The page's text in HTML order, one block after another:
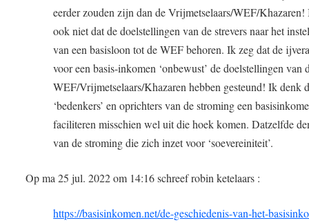
eerder zouden zijn dan de Vrijmetselaars/WEF/Khazaren!
ook niet dat de doelstellingen van de strevers naar het
van een basisloon tot de WEF behoren. Ik zeg dat de
voor een basis-inkomen ‘onbewust’ de doelstellingen van
WEF/Vrijmetselaars/Khazaren hebben gesteund! Ik denk
‘bedenkers’ en oprichters van de stroming een
faciliteren misschien wel uit die hoek komen. Datzelfde
van de stroming die zich inzet voor ‘soevereiniteit’.
Op ma 25 jul. 2022 om 14:16 schreef robin ketelaars :
https://basisinkomen.net/de-geschiedenis-van-het-